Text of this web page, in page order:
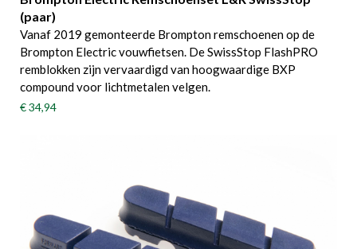
(paar)
Vanaf 2019 gemonteerde Brompton remschoenen op de
Brompton Electric vouwfietsen. De SwissStop FlashPRO
remblokken zijn vervaardigd van hoogwaardige BXP
compound voor lichtmetalen velgen.
€ 34,94